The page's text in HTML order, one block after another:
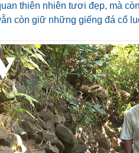
thiên nhiên tươi đẹp, mà
còn giữ những giếng đá cổ